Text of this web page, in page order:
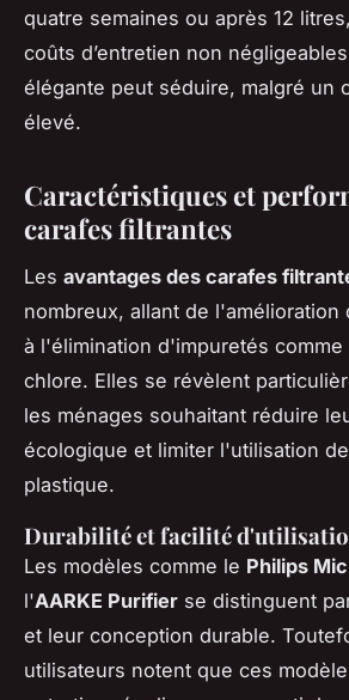
quatre semaines ou après 12
coûts d’entretien non
élégante peut séduire, malgré un
élevé.
Caractéristiques et
carafes filtrantes
Les avantages des carafes
nombreux, allant de l'amélioration
à l'élimination d'impuretés comme
chlore. Elles se révèlent
les ménages souhaitant réduire
écologique et limiter l'utilisation
plastique.
Durabilité et facilité
Les modèles comme le Philips
l'AARKE Purifier se distinguent
et leur conception durable.
utilisateurs notent que ces